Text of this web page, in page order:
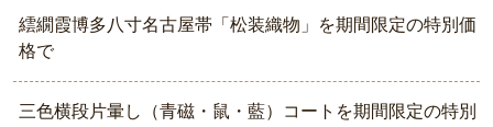
繧繝霞博多八寸名古屋帯「松装織物」を期間限定の特別価
格で
三色横段片暈し（青磁・鼠・藍）コートを期間限定の特別